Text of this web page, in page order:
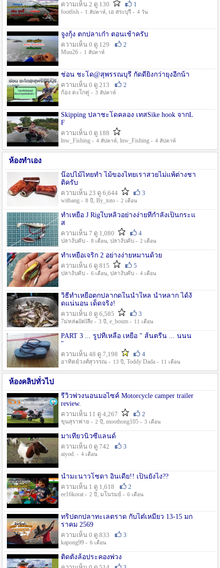
ความเห็น 2 ดู 130
1
footfish - 1 สัปดาห์, เอ สระบุรี - 4 วัน
จูงกุ้ง ตกปลาเก๋า ตอนเช้าครับ
ความเห็น 0 ดู 129
2
Muu26 - 1 สัปดาห์
ช่อน ชะโด@สุพรรณบุรี กัดดียิ่งกว่ายุงอีกน้า
ความเห็น 0 ดู 213
2
ก้อง ตะโกคู่ - 3 สัปดาห์
Skipping ปลาชะโดคลอง เทสSike hook จากL
F
ความเห็น 0 ดู 188
lnw_Fishing - 4 สัปดาห์, lnw_Fishing - 4 สัปดาห์
ห้องทำเอง
น๊อปไม้ไทยทำ ไม้ของไทยเราสวยไม่แพ้ต่างชา
ติครับ
ความเห็น 23 ดู 6,644
3
witbang - 8 ปี , By_toto - 2 เดือน
ทำเหยื่อ J Rigใบหลิวอย่างง่ายที่กำลังเป็นกระแ
ส
ความเห็น 7 ดู 1,080
4
ปลางับคับ - 8 เดือน, ปลางับคับ - 2 เดือน
ทำเหยื่อเจริก 2 อย่างง่ายหมานด้วย
ความเห็น 6 ดู 815
5
ปลางับคับ - 6 เดือน, ปลางับคับ - 4 เดือน
วิธีทำเหยื่อตกปลากดในน้ำใหล น้ำหลาก ได้งั
ดแน่นอน เด็ดจริง!
ความเห็น 8 ดู 6,585
3
7ม่หล่๑llต่lลีe - 3 ปี , e_boum - 11 เดือน
PART 3 ... รูปที่เหลือ เหยื่อ " ส้นตรีน ... นนน
"
ความเห็น 48 ดู 7,198
4
อาทิตย์วงศ์สุวรรณ - 13 ปี , Toddy Dada - 11 เดือน
ห้องคลิปทั่วไป
รีวิวพ่วงนอนมอไซค์ Motorcycle camper trailer
review.
ความเห็น 11 ดู 4,267
2
ขุนสุราพ่าย - 2 ปี , moothong105 - 3 เดือน
มาเที่ยวนิวซีแลนด์
ความเห็น 0 ดู 742
3
aiyod. - 4 เดือน
น้ำมะนาวโซดา อินเดีย!! เป็นยังไง??
ความเห็น 1 ดู 1,618
2
ee16korat - 2 ปี , มโนรมย์ - 6 เดือน
ทริปตกปลาทะเลตราด กับไต๋เหมี่ยว 13-15 มก
ราคม 2569
ความเห็น 0 ดู 833
3
kapong99 - 6 เดือน
ติดตั้งล้อประคองพ่วง